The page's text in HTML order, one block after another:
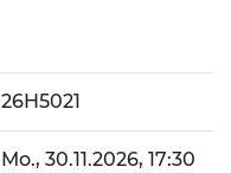
26H5021
Mo., 30.11.2026, 17:30